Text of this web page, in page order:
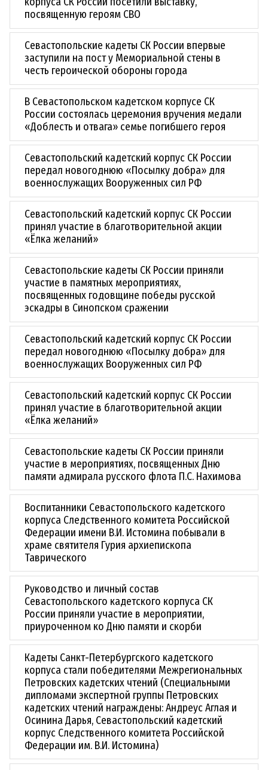
посвященную героям СВО
Севастопольские кадеты СК России впервые
заступили на пост у Мемориальной стены в
честь героической обороны города
В Севастопольском кадетском корпусе СК
России состоялась церемония вручения медали
«Доблесть и отвага» семье погибшего героя
Севастопольский кадетский корпус СК России
передал новогоднюю «Посылку добра» для
военнослужащих Вооруженных сил РФ
Севастопольский кадетский корпус СК России
принял участие в благотворительной акции
«Ёлка желаний»
Севастопольские кадеты СК России приняли
участие в памятных мероприятиях,
посвященных годовщине победы русской
эскадры в Синопском сражении
Севастопольский кадетский корпус СК России
передал новогоднюю «Посылку добра» для
военнослужащих Вооруженных сил РФ
Севастопольский кадетский корпус СК России
принял участие в благотворительной акции
«Ёлка желаний»
Севастопольские кадеты СК России приняли
участие в мероприятиях, посвященных Дню
памяти адмирала русского флота П.С. Нахимова
Воспитанники Севастопольского кадетского
корпуса Следственного комитета Российской
Федерации имени В.И. Истомина побывали в
храме святителя Гурия архиепископа
Таврического
Руководство и личный состав
Севастопольского кадетского корпуса СК
России приняли участие в мероприятии,
приуроченном ко Дню памяти и скорби
Кадеты Санкт-Петербургского кадетского
корпуса стали победителями Межрегиональных
Петровских кадетских чтений (Специальными
дипломами экспертной группы Петровских
кадетских чтений награждены: Андреус Аглая и
Осинина Дарья, Севастопольский кадетский
корпус Следственного комитета Российской
Федерации им. В.И. Истомина)